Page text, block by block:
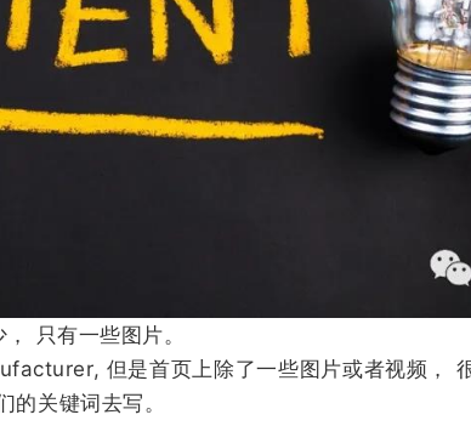
只有一些图片。
但是首页上除了一些图片或者视频，
关键词去写。